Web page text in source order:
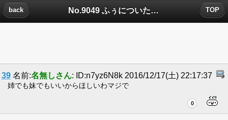
No.9049 ふぅについたコメント
back TOP
39 名前:名無しさん: ID:n7yz6N8k 2016/12/17(土) 22:17:37
姉でも妹でもいいからほしいわマジで
0